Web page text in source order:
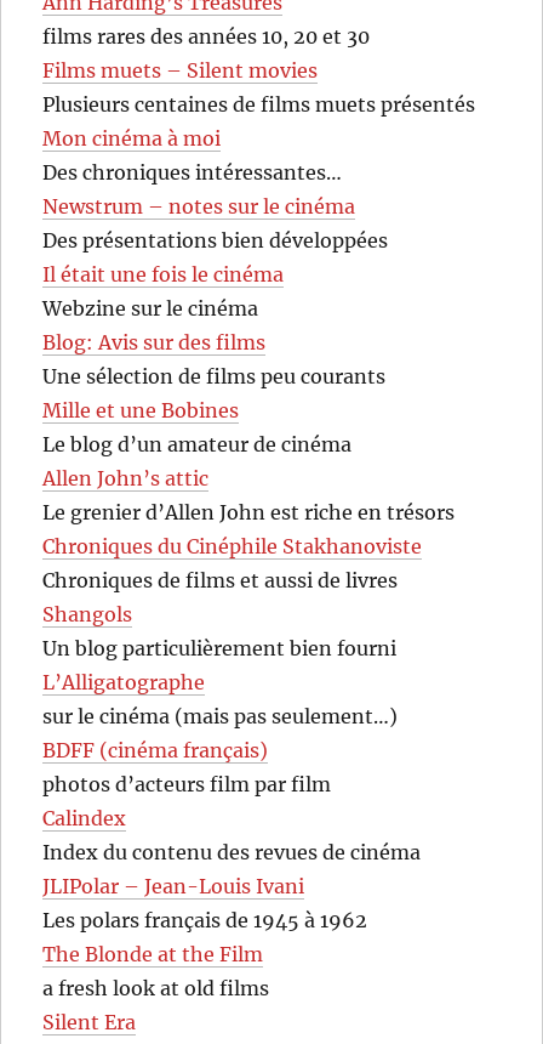
films rares des années 10, 20 et 30
Films muets – Silent movies
Plusieurs centaines de films muets présentés
Mon cinéma à moi
Des chroniques intéressantes…
Newstrum – notes sur le cinéma
Des présentations bien développées
Il était une fois le cinéma
Webzine sur le cinéma
Blog: Avis sur des films
Une sélection de films peu courants
Mille et une Bobines
Le blog d’un amateur de cinéma
Allen John’s attic
Le grenier d’Allen John est riche en trésors
Chroniques du Cinéphile Stakhanoviste
Chroniques de films et aussi de livres
Shangols
Un blog particulièrement bien fourni
L’Alligatographe
sur le cinéma (mais pas seulement…)
BDFF (cinéma français)
photos d’acteurs film par film
Calindex
Index du contenu des revues de cinéma
JLIPolar – Jean-Louis Ivani
Les polars français de 1945 à 1962
The Blonde at the Film
a fresh look at old films
Silent Era